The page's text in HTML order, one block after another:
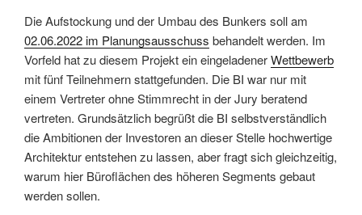
Die Aufstockung und der Umbau des Bunkers soll am
02.06.2022 im Planungsausschuss behandelt werden. Im
Vorfeld hat zu diesem Projekt ein eingeladenerWettbewerb
mit fünf Teilnehmern stattgefunden. Die BI war nur mit
einem Vertreter ohne Stimmrecht in der Jury beratend
vertreten. Grundsätzlich begrüßt die BI selbstverständlich
die Ambitionen der Investoren an dieser Stelle hochwertige
Architektur entstehen zu lassen, aber fragt sich gleichzeitig,
warum hier Büroflächen des höheren Segments gebaut
werden sollen.